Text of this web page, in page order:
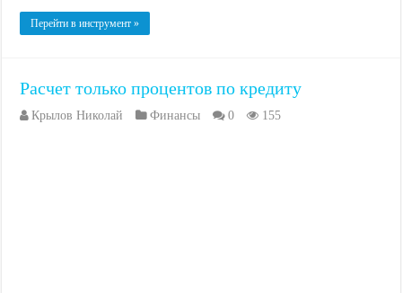
Перейти в инструмент »
Расчет только процентов по кредиту
Крылов Николай Финансы 0 155